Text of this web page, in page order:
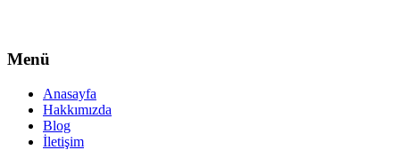
Menü
Anasayfa
Hakkımızda
Blog
İletişim